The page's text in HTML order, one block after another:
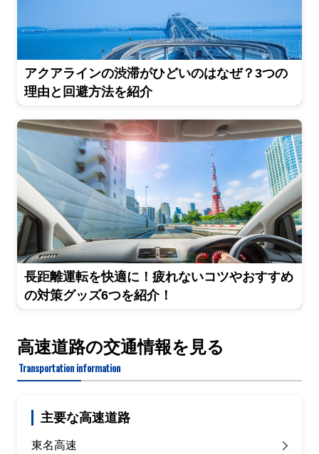
アクアラインの渋滞がひどいのはなぜ？3つの
理由と回避方法を紹介
長距離運転を快適に！疲れないコツやおすすめ
の対策グッズ6つを紹介！
高速道路の交通情報を見る
Transportation information
主要な高速道路
東名高速